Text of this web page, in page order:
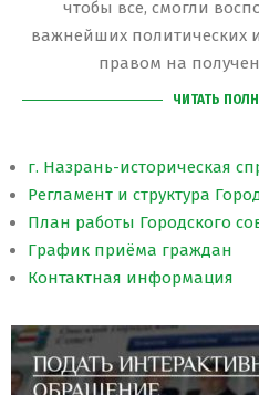
чтобы все, смогли
важнейших политических
правом на
ЧИТАТЬ
г. Назрань-историческая
Регламент и структура
План работы Городского
График приёма граждан
Контактная информация